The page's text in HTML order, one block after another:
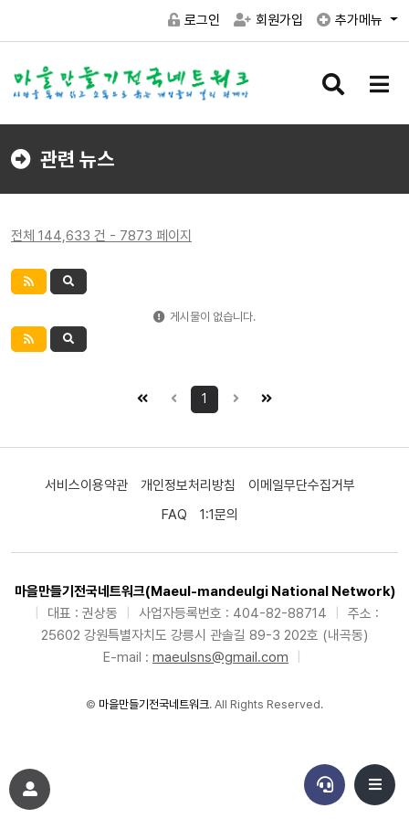
로그인 회원가입 추가메뉴
검
버
메
버
관련 뉴스
전체 144,633 건 - 7873 페이지
게시물이 없습니다.
1
서비스이용약관 개인정보처리방침
이메일무단수집거부
FAQ
1:1문의
마을만들기전국네트워크(Maeul-mandeulgi National Network)
대표 : 권상동 사업자등록번호 : 404-82-88714
주소 :
25602 강원특별자치도 강릉시 관솔길 89-3 202호 (내곡동)
E-mail : maeulsns@gmail.com
© 마을만들기전국네트워크. All Rights Reserved.